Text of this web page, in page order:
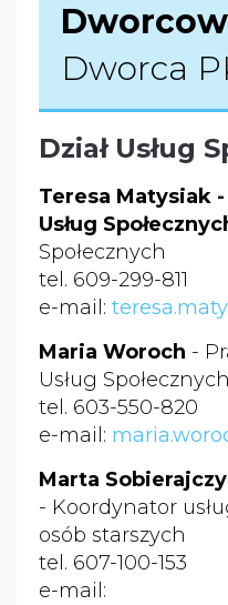
Dworca
Dział Usług
Teresa Matysiak
Usług
Społecznych
tel. 609-299-811
e-mail:
Maria Woroch -
Usług Społecznych
tel. 603-550-820
e-mail:
Marta
- Koordynator
osób starszych
tel. 607-100-153
e-mail: